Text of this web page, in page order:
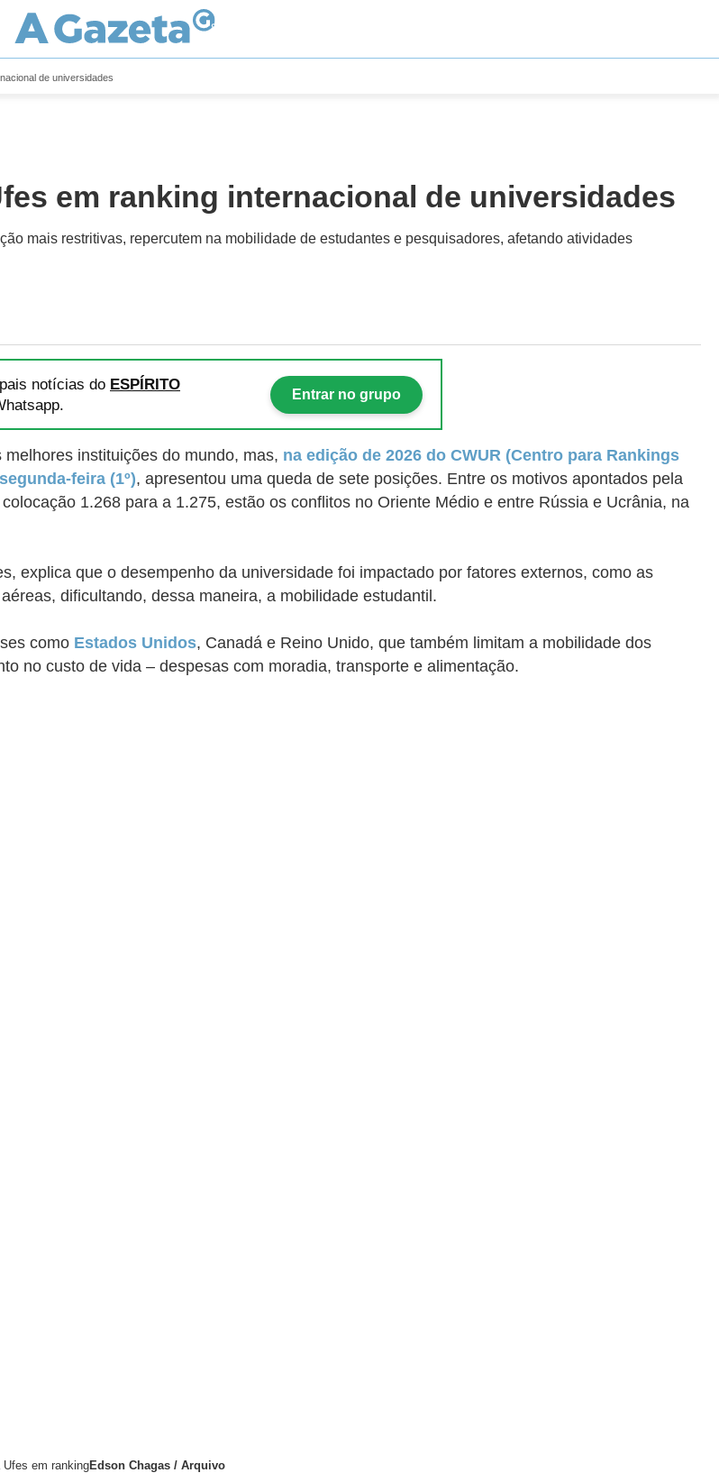
de universidades
em ranking internacional de universidades
mais restritivas, repercutem na mobilidade de estudantes e pesquisadores, afetando atividades
notícias do ESPÍRITO
Entrar no grupo
melhores instituições do mundo, mas, na edição de 2026 do CWUR (Centro para Rankings
feira (1º), apresentou uma queda de sete posições. Entre os motivos apontados pela
1.268 para a 1.275, estão os conflitos no Oriente Médio e entre Rússia e Ucrânia, na
explica que o desempenho da universidade foi impactado por fatores externos, como as
dificultando, dessa maneira, a mobilidade estudantil.
como Estados Unidos, Canadá e Reino Unido, que também limitam a mobilidade dos
no custo de vida – despesas com moradia, transporte e alimentação.
em rankingEdson Chagas / Arquivo